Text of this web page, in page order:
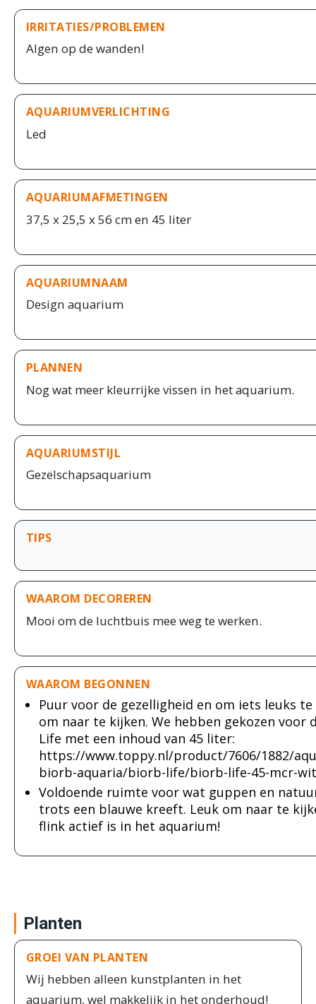
IRRITATIES/PROBLEMEN
Algen op de wanden!
AQUARIUMVERLICHTING
Led
AQUARIUMAFMETINGEN
37,5 x 25,5 x 56 cm en 45 liter
AQUARIUMNAAM
Design aquarium
PLANNEN
Nog wat meer kleurrijke vissen in het aquarium.
AQUARIUMSTIJL
Gezelschapsaquarium
TIPS
WAAROM DECOREREN
Mooi om de luchtbuis mee weg te werken.
WAAROM BEGONNEN
Puur voor de gezelligheid en om iets leuks
om naar te kijken. We hebben gekozen voor
Life met een inhoud van 45 liter:
https://www.toppy.nl/product/7606/1882/
biorb-aquaria/biorb-life/biorb-life-45-mcr-
Voldoende ruimte voor wat guppen en
trots een blauwe kreeft. Leuk om naar te
flink actief is in het aquarium!
Planten
GROEI VAN PLANTEN
Wij hebben alleen kunstplanten in het
aquarium, wel makkelijk in het onderhoud!